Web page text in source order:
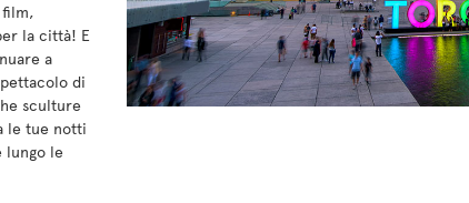
la città! E
a
di
sculture
le tue notti
lungo le